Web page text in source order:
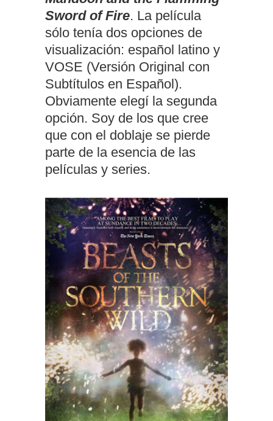
Sword of Fire. La película
sólo tenía dos opciones de
visualización: español latino y
VOSE (Versión Original con
Subtítulos en Español).
Obviamente elegí la segunda
opción. Soy de los que cree
que con el doblaje se pierde
parte de la esencia de las
películas y series.